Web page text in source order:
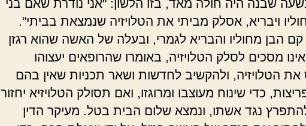
שבנה היה חולה מאד, בזו הלשון: "אני נודרת שאם בני
ויבריא, אסלק מביתי את הטלויזיה שנמצאת בביתי".
קם הבן מחוליו והבריא לגמרי, ובעלה של האשה שהוא רגזן
אינו מסכים לסלק הטלויזיה, באומרו שהרופאים יעצוהו
את הטלויזיה, ולהקשיב לחדשות ושאר תכניות שאין בהם
כדי שינוח מעוצבו ומרוגזו, ואם תסולק הטלויזיא יחזור
נגד אשתו, ונמצא שלום הבית בטל. מעיקר הדין